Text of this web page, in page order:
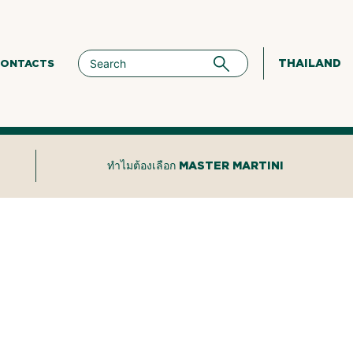
THAILAND
ทำไมต้องเลือก MASTER MARTINI